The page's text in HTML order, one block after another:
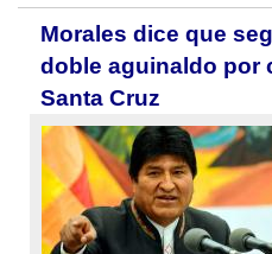
Morales dice que
doble aguinaldo por
Santa Cruz